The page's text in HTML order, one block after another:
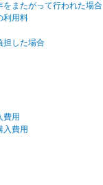
またがって行われた場合
利用料
担した場合
費用
入費用